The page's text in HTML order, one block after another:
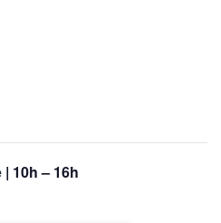
10h – 16h